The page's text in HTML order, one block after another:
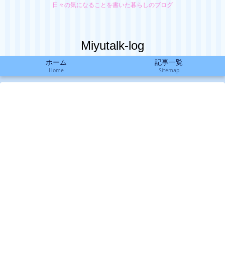
日々の気になることを書いた暮らしのブログ
Miyutalk-log
ホーム
Home
記事一覧
Sitemap